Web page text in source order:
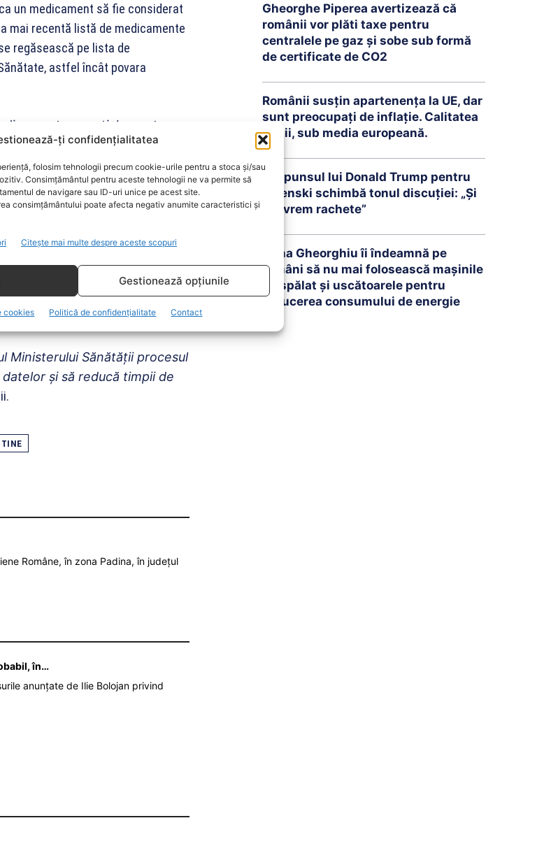
ți confidențialitatea
folosim tehnologii precum cookie-urile pentru a stoca și/sau
Consimțământul pentru aceste tehnologii ne va permite să
de navigare sau ID-uri unice pe acest site.
consimțământului poate afecta negativ anumite caracteristici și
Citește mai multe despre aceste scopuri
Gestionează opțiunile
cookies Politică de confidențialitate Contact
un medicament să fie considerat
mai recentă listă de medicamente
regăsească pe lista de
astfel încât povara
esențiale pentru
există autorizație de punere
considerabil și,
esențiale care nu
fiind de a asigura stocuri
către Ministerul Sănătății, de
din cataloagele țărilor de
Ministerului Sănătății procesul
și să reducă timpii de
Române, în zona Padina, în județul
în…
anunțate de Ilie Bolojan privind
Gheorghe Piperea avertizează că
românii vor plăti taxe pentru
centralele pe gaz și sobe sub formă
de certificate de CO2
Românii susțin apartenența la UE, dar
sunt preocupați de inflație. Calitatea
vieții, sub media europeană.
Răspunsul lui Donald Trump pentru
Zelenski schimbă tonul discuției: „Și
noi vrem rachete”
Oana Gheorghiu îi îndeamnă pe
români să nu mai folosească mașinile
de spălat și uscătoarele pentru
reducerea consumului de energie